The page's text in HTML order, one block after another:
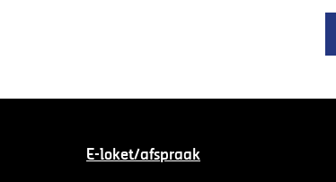
E-loket/afspraak